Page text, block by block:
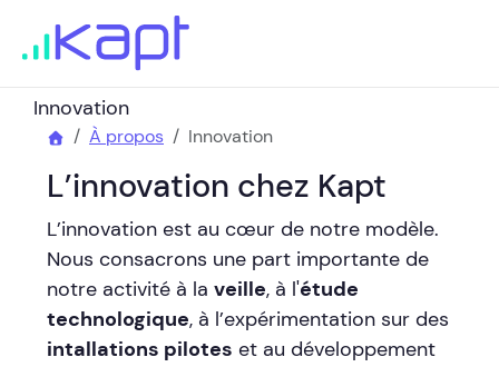
Innovation
À propos Innovation
L’innovation chez Kapt
L’innovation est au cœur de notre modèle.
Nous consacrons une part importante de
notre activité à la veille, à l'étude
technologique, à l’expérimentation sur des
intallations pilotes et au développement